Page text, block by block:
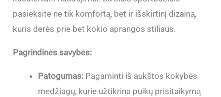
pasieksite ne tik komfortą, bet ir išskirtinį dizainą,
kuris derės prie bet kokio aprangos stiliaus.
Pagrindinės savybės:
Patogumas: Pagaminti iš aukštos kokybės
medžiagų, kurie užtikrina puikų prisitaikymą